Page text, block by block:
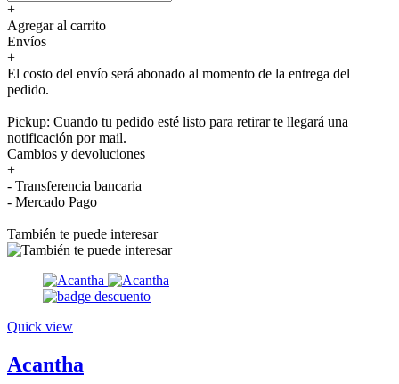
+
Agregar al carrito
Envíos
+
El costo del envío será abonado al momento de la entrega del
pedido.
Pickup: Cuando tu pedido esté listo para retirar te llegará una
notificación por mail.
Cambios y devoluciones
+
- Transferencia bancaria
- Mercado Pago
También te puede interesar
Quick view
Acantha